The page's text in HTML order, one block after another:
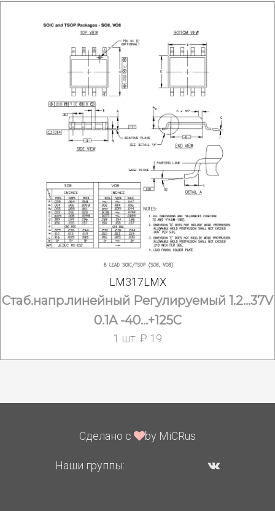
LM317LMX
Стаб.напр.линейный Регулируемый 1.2...37V
0.1A -40...+125C
1 шт. ₽ 19
Сделано с by MiCRus
Наши группы: